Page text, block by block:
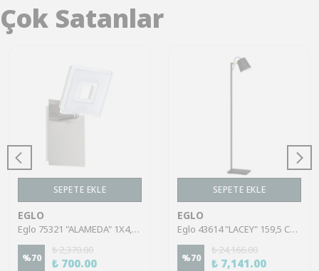
Çok Satanlar
SEPETE EKLE
EGLO
Eglo 75321 "ALAMEDA" 1X4,5W Çelik Nikel Mat Sıva Üstü Spot
%70
₺ 2,370.00
₺ 700.00
SEPETE EKLE
EGLO
Eglo 43614 "LACEY" 159,5 Cm Yüksekliğinde Çelik, Ahşap Köşe Lambası Lambader
%70
₺ 24,166.00
₺ 7,141.00